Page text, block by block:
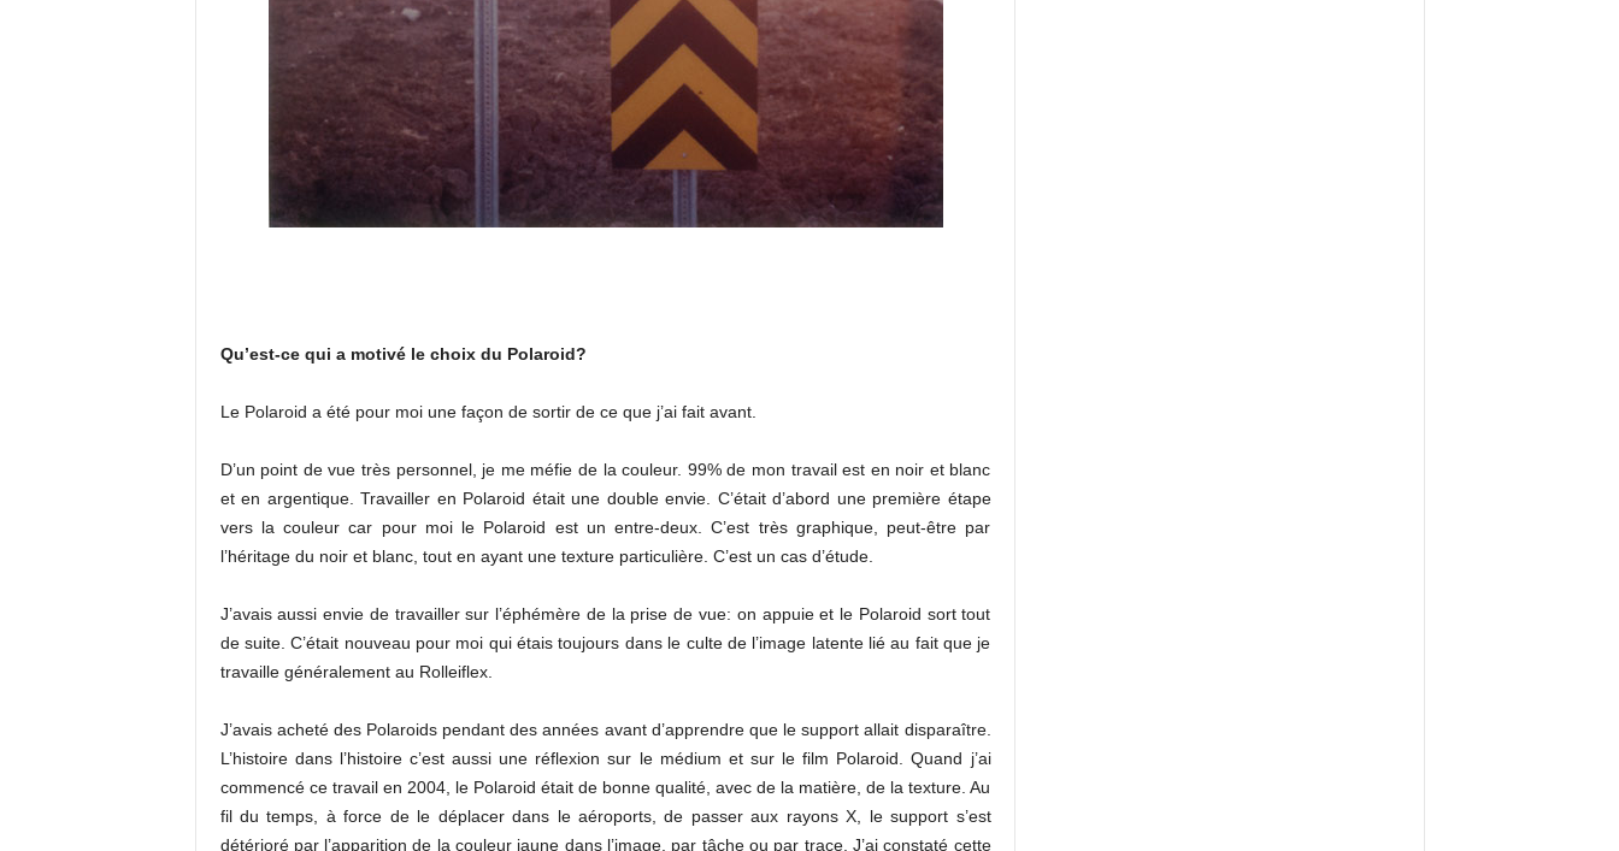
Qu’est-ce qui a motivé le choix du Polaroid?
Le Polaroid a été pour moi une façon de sortir de ce que j’ai fait avant.
D’un point de vue très personnel, je me méfie de la couleur. 99% de mon travail est en noir et blanc
et en argentique. Travailler en Polaroid était une double envie. C’était d’abord une première étape
vers la couleur car pour moi le Polaroid est un entre-deux. C’est très graphique, peut-être par
l’héritage du noir et blanc, tout en ayant une texture particulière. C’est un cas d’étude.
J’avais aussi envie de travailler sur l’éphémère de la prise de vue: on appuie et le Polaroid sort tout
de suite. C’était nouveau pour moi qui étais toujours dans le culte de l’image latente lié au fait que je
travaille généralement au Rolleiflex.
J’avais acheté des Polaroids pendant des années avant d’apprendre que le support allait disparaître.
L’histoire dans l’histoire c’est aussi une réflexion sur le médium et sur le film Polaroid. Quand j’ai
commencé ce travail en 2004, le Polaroid était de bonne qualité, avec de la matière, de la texture. Au
fil du temps, à force de le déplacer dans le aéroports, de passer aux rayons X, le support s’est
détérioré par l’apparition de la couleur jaune dans l’image, par tâche ou par trace. J’ai constaté cette